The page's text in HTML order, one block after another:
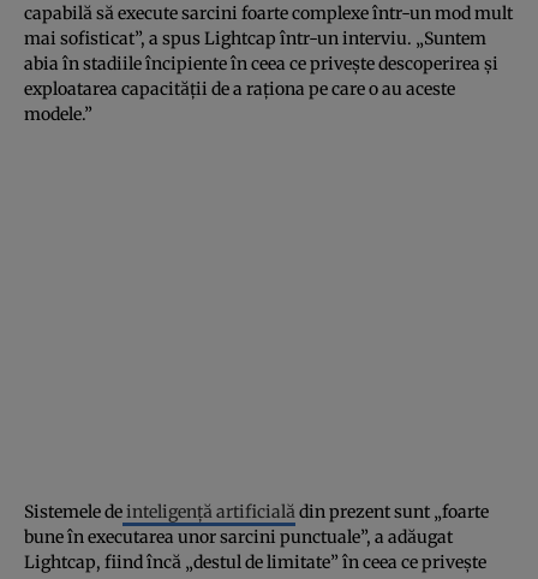
capabilă să execute sarcini foarte complexe într-un mod mult
mai sofisticat”, a spus Lightcap într-un interviu. „Suntem
abia în stadiile încipiente în ceea ce priveşte descoperirea şi
exploatarea capacităţii de a raţiona pe care o au aceste
modele.”
Sistemele deinteligenţă artificialădin prezent sunt „foarte
bune în executarea unor sarcini punctuale”, a adăugat
Lightcap, fiind încă „destul de limitate” în ceea ce priveşte